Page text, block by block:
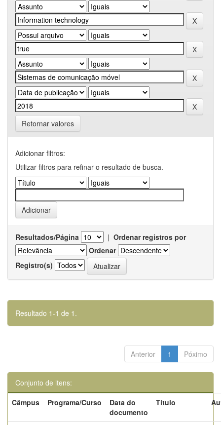
Retornar valores
Adicionar filtros:
Utilizar filtros para refinar o resultado de busca.
Resultados/Página | Ordenar registros por
Ordenar
Registro(s)
Resultado 1-1 de 1.
Anterior 1 Póximo
Conjunto de itens:
Câmpus
Programa/Curso
Data do
documento
Título